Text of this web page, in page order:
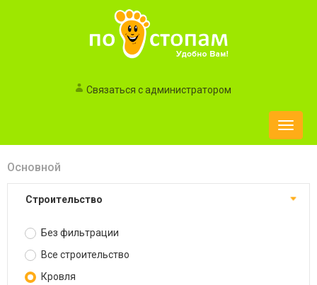
Связаться с администратором
Toggle
Основной
Строительство
Без фильтрации
Все строительство
Кровля